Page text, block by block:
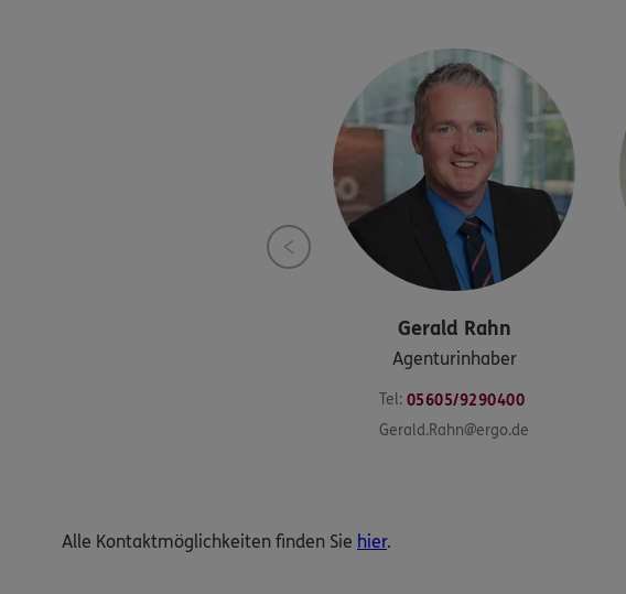
Gerald Rahn
Agenturinhaber
Tel: 05605/9290400
Gerald.Rahn@ergo.de
Alle Kontaktmöglichkeiten finden Sie hier.